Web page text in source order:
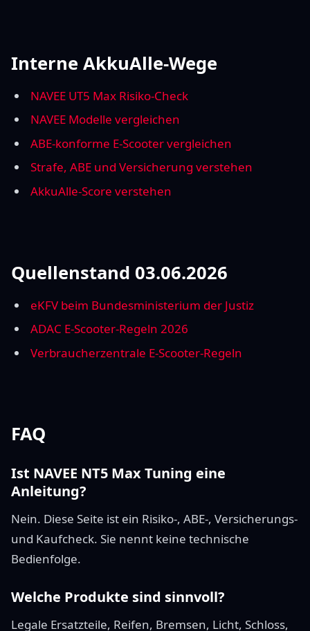
Interne AkkuAlle-Wege
NAVEE UT5 Max Risiko-Check
NAVEE Modelle vergleichen
ABE-konforme E-Scooter vergleichen
Strafe, ABE und Versicherung verstehen
AkkuAlle-Score verstehen
Quellenstand 03.06.2026
eKFV beim Bundesministerium der Justiz
ADAC E-Scooter-Regeln 2026
Verbraucherzentrale E-Scooter-Regeln
FAQ
Ist NAVEE NT5 Max Tuning eine
Anleitung?
Nein. Diese Seite ist ein Risiko-, ABE-, Versicherungs-
und Kaufcheck. Sie nennt keine technische
Bedienfolge.
Welche Produkte sind sinnvoll?
Legale Ersatzteile, Reifen, Bremsen, Licht, Schloss,